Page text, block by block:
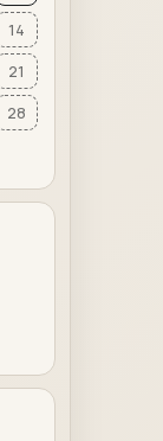
14
21
28